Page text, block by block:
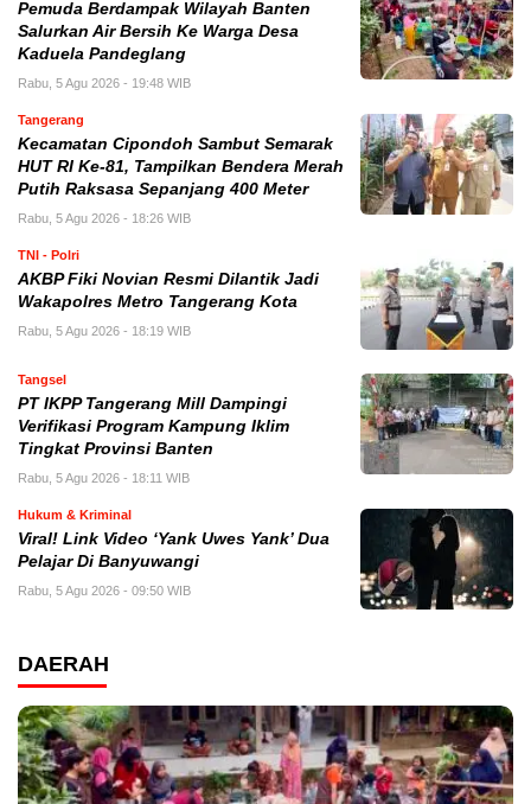
Pemuda Berdampak Wilayah Banten
Salurkan Air Bersih Ke Warga Desa
Kaduela Pandeglang
Rabu, 5 Agu 2026 - 19:48 WIB
Tangerang
Kecamatan Cipondoh Sambut Semarak
HUT RI Ke-81, Tampilkan Bendera Merah
Putih Raksasa Sepanjang 400 Meter
Rabu, 5 Agu 2026 - 18:26 WIB
TNI - Polri
AKBP Fiki Novian Resmi Dilantik Jadi
Wakapolres Metro Tangerang Kota
Rabu, 5 Agu 2026 - 18:19 WIB
Tangsel
PT IKPP Tangerang Mill Dampingi
Verifikasi Program Kampung Iklim
Tingkat Provinsi Banten
Rabu, 5 Agu 2026 - 18:11 WIB
Hukum & Kriminal
Viral! Link Video ‘Yank Uwes Yank’ Dua
Pelajar Di Banyuwangi
Rabu, 5 Agu 2026 - 09:50 WIB
DAERAH